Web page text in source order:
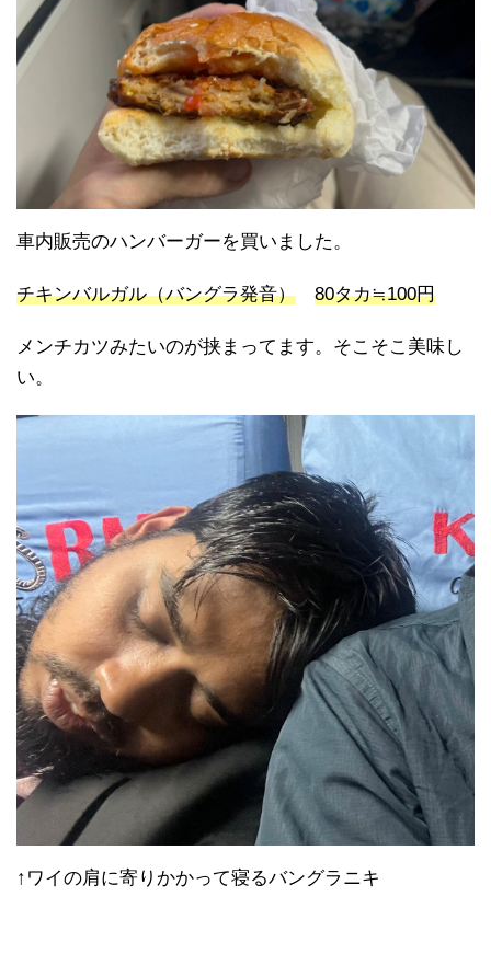
車内販売のハンバーガーを買いました。
チキンバルガル（バングラ発音） 80タカ≒100円
メンチカツみたいのが挟まってます。そこそこ美味し
い。
↑ワイの肩に寄りかかって寝るバングラニキ